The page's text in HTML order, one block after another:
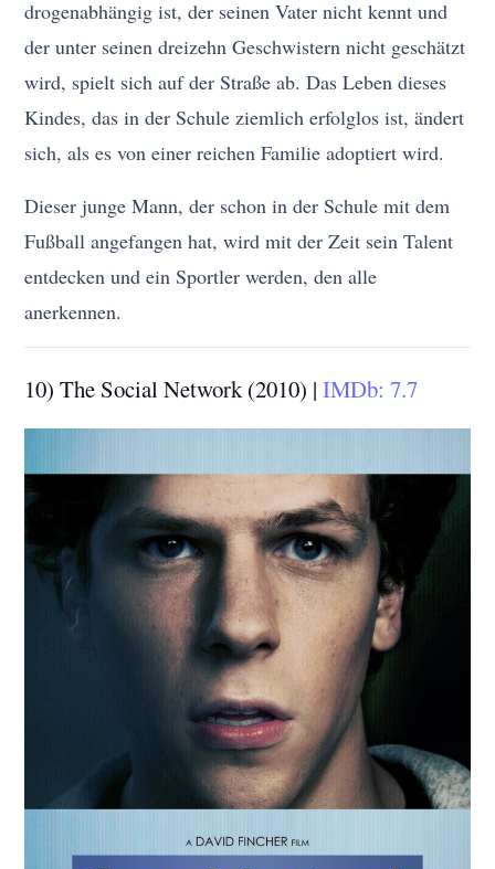
drogenabhängig ist, der seinen Vater nicht kennt und
der unter seinen dreizehn Geschwistern nicht geschätzt
wird, spielt sich auf der Straße ab. Das Leben dieses
Kindes, das in der Schule ziemlich erfolglos ist, ändert
sich, als es von einer reichen Familie adoptiert wird.
Dieser junge Mann, der schon in der Schule mit dem
Fußball angefangen hat, wird mit der Zeit sein Talent
entdecken und ein Sportler werden, den alle
anerkennen.
10) The Social Network (2010) |IMDb: 7.7